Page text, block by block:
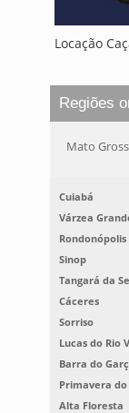
Locação
Regiões
Mato
Cuiabá
Várzea
Rondonópolis
Sinop
Tangará da
Cáceres
Sorriso
Lucas do Rio
Barra do
Primavera do
Alta Floresta